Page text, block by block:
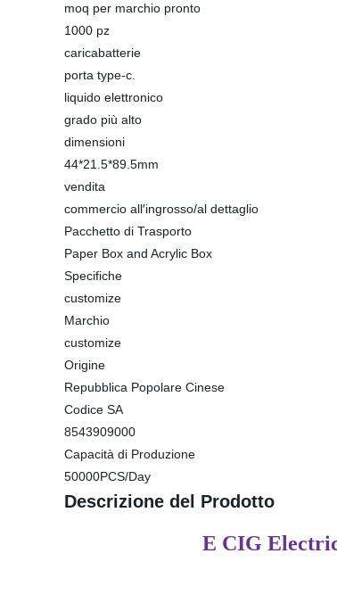
moq per marchio pronto
1000 pz
caricabatterie
porta type-c.
liquido elettronico
grado più alto
dimensioni
44*21.5*89.5mm
vendita
commercio all′ingrosso/al dettaglio
Pacchetto di Trasporto
Paper Box and Acrylic Box
Specifiche
customize
Marchio
customize
Origine
Repubblica Popolare Cinese
Codice SA
8543909000
Capacità di Produzione
50000PCS/Day
Descrizione del Prodotto
E CIG